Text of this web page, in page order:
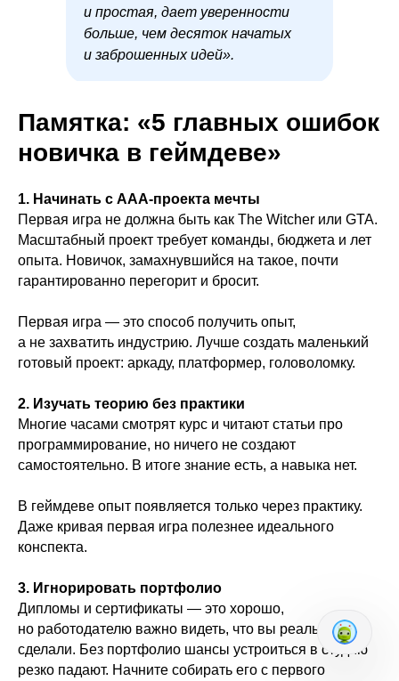
и простая, дает уверенности
больше, чем десяток начатых
и заброшенных идей».
Памятка: «5 главных ошибок
новичка в геймдеве»
1. Начинать с AAA-проекта мечты
Первая игра не должна быть как The Witcher или GTA.
Масштабный проект требует команды, бюджета и лет
опыта. Новичок, замахнувшийся на такое, почти
гарантированно перегорит и бросит.
Первая игра — это способ получить опыт,
а не захватить индустрию. Лучше создать маленький
готовый проект: аркаду, платформер, головоломку.
2. Изучать теорию без практики
Многие часами смотрят курс и читают статьи про
программирование, но ничего не создают
самостоятельно. В итоге знание есть, а навыка нет.
В геймдеве опыт появляется только через практику.
Даже кривая первая игра полезнее идеального
конспекта.
3. Игнорировать портфолио
Дипломы и сертификаты — это хорошо,
но работодателю важно видеть, что вы реально
сделали. Без портфолио шансы устроиться в студию
резко падают. Начните собирать его с первого